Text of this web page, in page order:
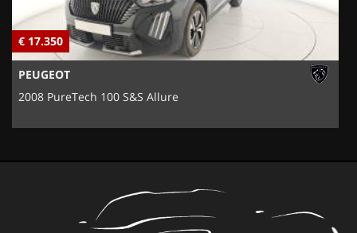
€ 17.350
PEUGEOT
2008 PureTech 100 S&S Allure